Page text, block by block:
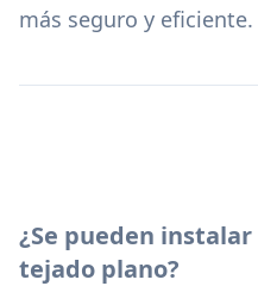
más seguro y eficiente.
¿Se pueden
tejado plano?